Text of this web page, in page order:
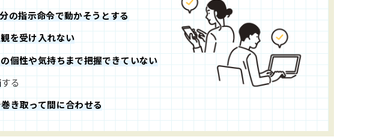
の指示命令で動かそうとする
を受け入れない
個性や気持ちまで把握できていない
する
き取って間に合わせる